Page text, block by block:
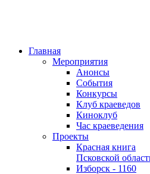
Главная
Мероприятия
Анонсы
События
Конкурсы
Клуб краеведов
Киноклуб
Час краеведения
Проекты
Красная книга
Псковской
Изборск - 1160